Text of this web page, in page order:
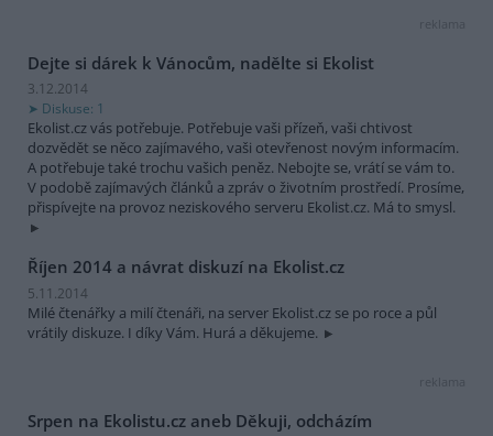
reklama
Dejte si dárek k Vánocům, nadělte si Ekolist
3.12.2014
Diskuse: 1
Ekolist.cz vás potřebuje. Potřebuje vaši přízeň, vaši chtivost
dozvědět se něco zajímavého, vaši otevřenost novým informacím.
A potřebuje také trochu vašich peněz. Nebojte se, vrátí se vám to.
V podobě zajímavých článků a zpráv o životním prostředí. Prosíme,
přispívejte na provoz neziskového serveru Ekolist.cz. Má to smysl.
Říjen 2014 a návrat diskuzí na Ekolist.cz
5.11.2014
Milé čtenářky a milí čtenáři, na server Ekolist.cz se po roce a půl
vrátily diskuze. I díky Vám. Hurá a děkujeme.
reklama
Srpen na Ekolistu.cz aneb Děkuji, odcházím